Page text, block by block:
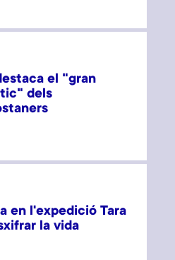
el "gran
dels
en l'expedició Tara
la vida